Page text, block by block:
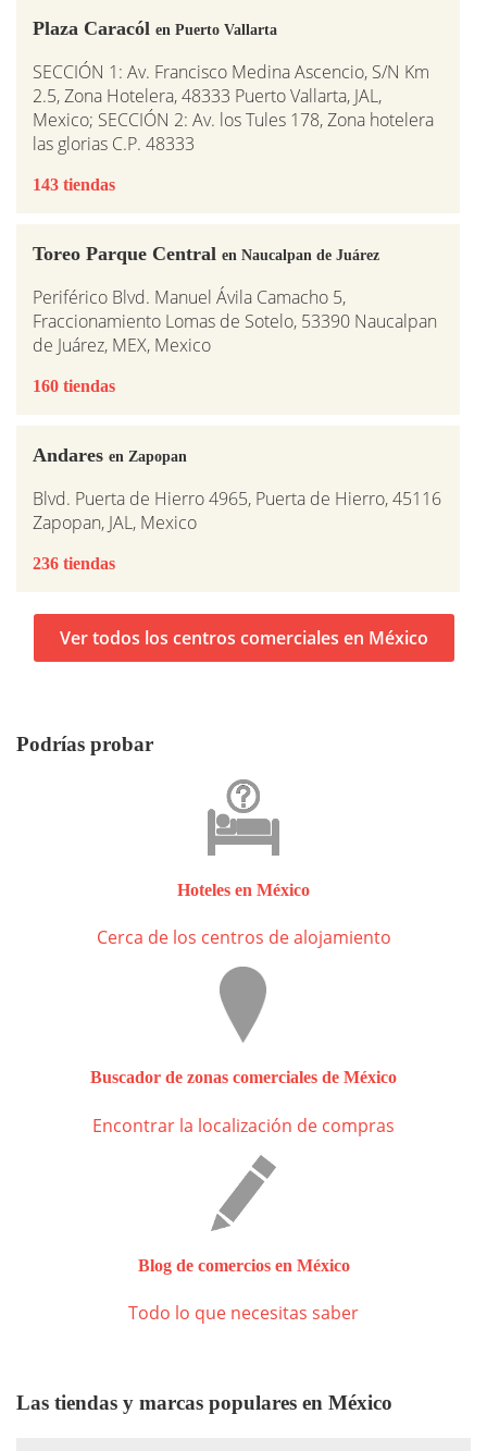
Plaza Caracól en Puerto Vallarta
SECCIÓN 1: Av. Francisco Medina Ascencio, S/N Km
2.5, Zona Hotelera, 48333 Puerto Vallarta, JAL,
Mexico; SECCIÓN 2: Av. los Tules 178, Zona hotelera
las glorias C.P. 48333
143 tiendas
Toreo Parque Central en Naucalpan de Juárez
Periférico Blvd. Manuel Ávila Camacho 5,
Fraccionamiento Lomas de Sotelo, 53390 Naucalpan
de Juárez, MEX, Mexico
160 tiendas
Andares en Zapopan
Blvd. Puerta de Hierro 4965, Puerta de Hierro, 45116
Zapopan, JAL, Mexico
236 tiendas
Ver todos los centros comerciales en México
Podrías probar
Hoteles en México
Cerca de los centros de alojamiento
Buscador de zonas comerciales de México
Encontrar la localización de compras
Blog de comercios en México
Todo lo que necesitas saber
Las tiendas y marcas populares en México